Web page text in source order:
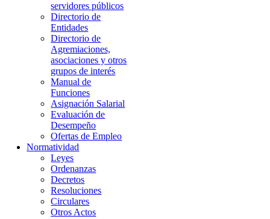
servidores públicos
Directorio de
Entidades
Directorio de
Agremiaciones,
asociaciones y otros
grupos de interés
Manual de
Funciones
Asignación Salarial
Evaluación de
Desempeño
Ofertas de Empleo
Normatividad
Leyes
Ordenanzas
Decretos
Resoluciones
Circulares
Otros Actos